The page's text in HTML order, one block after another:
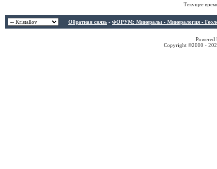
Текущее
Обратная связь - ФОРУМ: Минералы - Минералогия -
Copyright ©2000 -